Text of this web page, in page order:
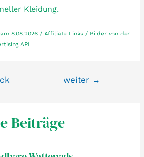
Kleidung.
8.08.2026 / Affiliate Links / Bilder von der
API
weiter →
Beiträge